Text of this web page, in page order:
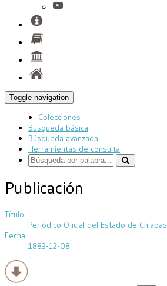
Toggle navigation
Colecciones
Búsqueda básica
Búsqueda avanzada
Herramientas de consulta
Publicación
Título:
Periódico Oficial del Estado de Chiapas
Fecha:
1883-12-08